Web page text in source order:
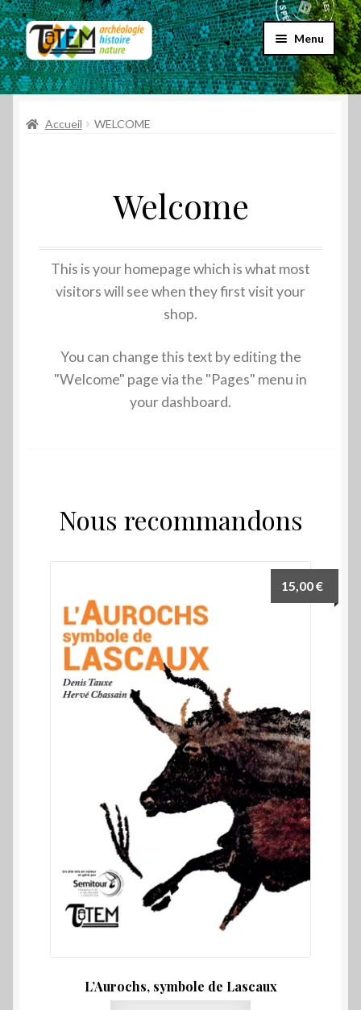
Aller
à
la
navigation
Aller
au
contenu
Menu
Accueil
Choix par genre
Qui sommes-nous ?
Accueil WELCOME
Welcome
This is your homepage which is what most
visitors will see when they first visit your
shop.
You can change this text by editing the
"Welcome" page via the "Pages" menu in
your dashboard.
Nous recommandons
L’Aurochs, symbole de Lascaux
15,00€